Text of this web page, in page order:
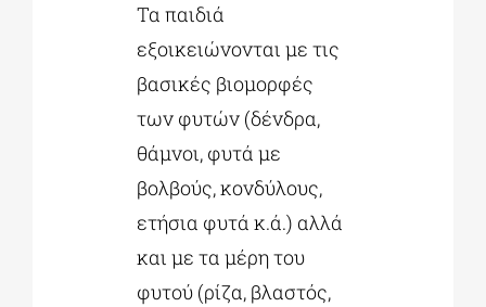
Τα παιδιά
εξοικειώνονται με τις
βασικές βιομορφές
των φυτών (δένδρα,
θάμνοι, φυτά με
βολβούς, κονδύλους,
ετήσια φυτά κ.ά.) αλλά
και με τα μέρη του
φυτού (ρίζα, βλαστός,